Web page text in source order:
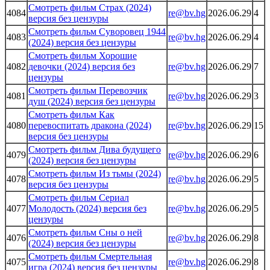
4084
Смотреть фильм Страх (2024)
версия без цензуры
re@bv.hg 2026.06.29 4
4083
Смотреть фильм Суворовец 1944
(2024) версия без цензуры
re@bv.hg 2026.06.29 4
4082
Смотреть фильм Хорошие
девочки (2024) версия без
цензуры
re@bv.hg 2026.06.29 7
4081
Смотреть фильм Перевозчик
душ (2024) версия без цензуры
re@bv.hg 2026.06.29 3
4080
Смотреть фильм Как
перевоспитать дракона (2024)
версия без цензуры
re@bv.hg 2026.06.29 15
4079
Смотреть фильм Дива будущего
(2024) версия без цензуры
re@bv.hg 2026.06.29 6
4078
Смотреть фильм Из тьмы (2024)
версия без цензуры
re@bv.hg 2026.06.29 5
4077
Смотреть фильм Сериал
Молодость (2024) версия без
цензуры
re@bv.hg 2026.06.29 5
4076
Смотреть фильм Сны о ней
(2024) версия без цензуры
re@bv.hg 2026.06.29 8
4075
Смотреть фильм Смертельная
игра (2024) версия без цензуры
re@bv.hg 2026.06.29 8